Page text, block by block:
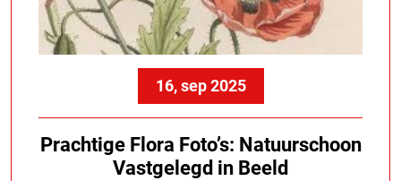
16, sep 2025
Prachtige Flora Foto’s: Natuurschoon
Vastgelegd in Beeld